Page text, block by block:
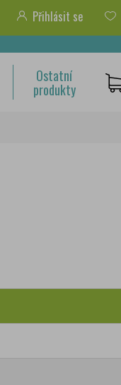
Přihlásit se
Ostatní
produkty